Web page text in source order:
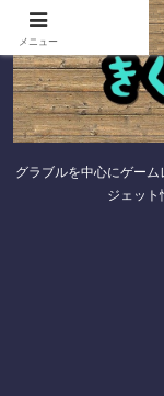
グラブルを中心にゲー
ジェット
メニュー